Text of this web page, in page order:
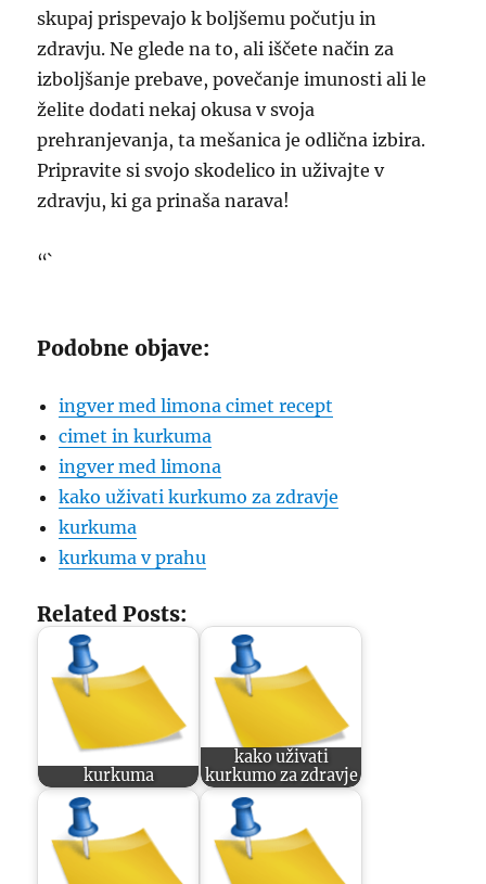
skupaj prispevajo k boljšemu počutju in
zdravju. Ne glede na to, ali iščete način za
izboljšanje prebave, povečanje imunosti ali le
želite dodati nekaj okusa v svoja
prehranjevanja, ta mešanica je odlična izbira.
Pripravite si svojo skodelico in uživajte v
zdravju, ki ga prinaša narava!
“`
Podobne objave:
ingver med limona cimet recept
cimet in kurkuma
ingver med limona
kako uživati kurkumo za zdravje
kurkuma
kurkuma v prahu
Related Posts:
kurkuma
kako uživati
kurkumo za zdravje